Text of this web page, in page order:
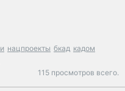
нацпроекты бкад кадом
115 просмотров всего.